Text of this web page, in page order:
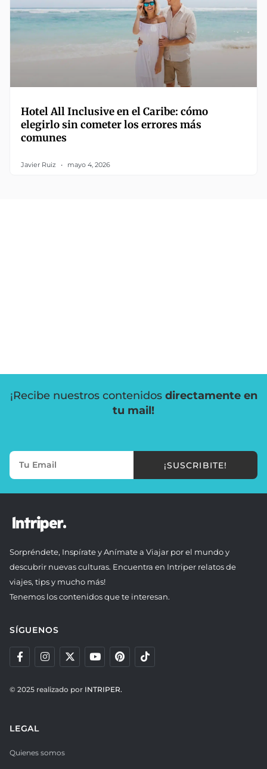
Hotel All Inclusive en el Caribe: cómo
elegirlo sin cometer los errores más
comunes
Javier Ruiz mayo 4, 2026
¡Recibe nuestros contenidos directamente en
tu mail!
¡SUSCRIBITE!
Sorpréndete, Inspírate y Anímate a Viajar por el mundo y
descubrir nuevas culturas. Encuentra en Intriper relatos de
viajes, tips y mucho más!
Tenemos los contenidos que te interesan.
SÍGUENOS
© 2025 realizado por INTRIPER.
LEGAL
Quienes somos